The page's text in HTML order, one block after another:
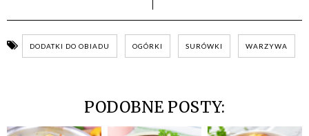
DODATKI DO OBIADU OGÓRKI SURÓWKI WARZYWA
PODOBNE POSTY: